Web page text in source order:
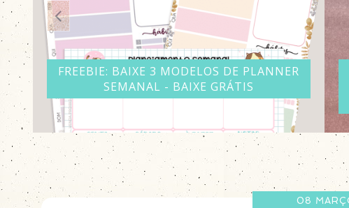
FREEBIE: BAIXE 3 MODELOS DE PLANNER
SEMANAL - BAIXE GRÁTIS
08